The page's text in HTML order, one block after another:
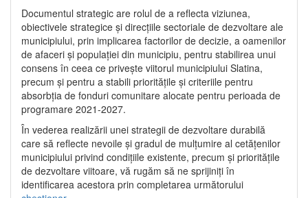
Documentul strategic are rolul de a reflecta viziunea,
obiectivele strategice și direcțiile sectoriale de dezvoltare ale
municipiului, prin implicarea factorilor de decizie, a oamenilor
de afaceri și populației din municipiu, pentru stabilirea unui
consens în ceea ce privește viitorul municipiului Slatina,
precum și pentru a stabili prioritățile și criteriile pentru
absorbția de fonduri comunitare alocate pentru perioada de
programare 2021-2027.
În vederea realizării unei strategii de dezvoltare durabilă
care să reflecte nevoile și gradul de mulțumire al cetățenilor
municipiului privind condițiile existente, precum și prioritățile
de dezvoltare viitoare, vă rugăm să ne sprijiniți în
identificarea acestora prin completarea următorului